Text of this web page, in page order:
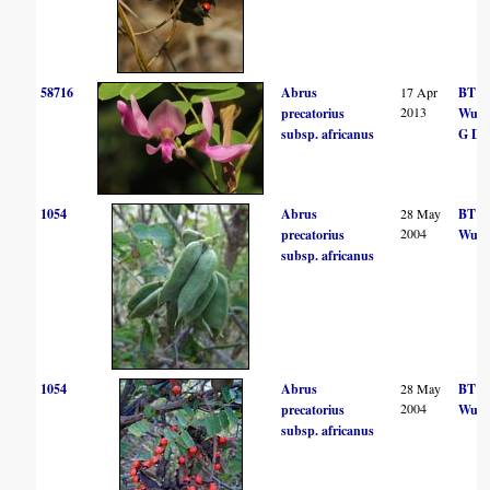
58716
Abrus
precatorius
subsp. africanus
17 Apr
2013
BT
G
1054
Abrus
precatorius
subsp. africanus
28 May
2004
BT
1054
Abrus
precatorius
subsp. africanus
28 May
2004
BT